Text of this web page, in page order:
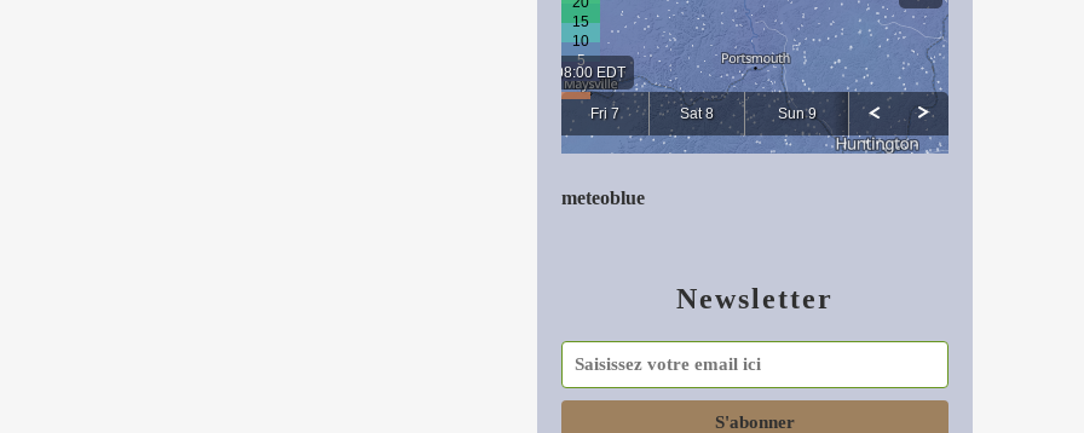
Newsletter
meteoblue